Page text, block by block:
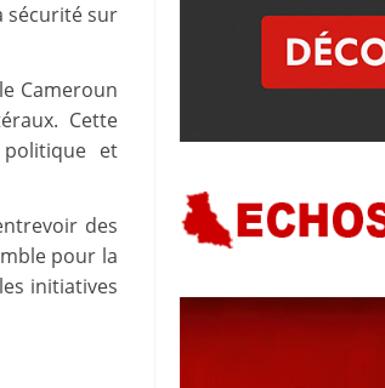
sécurité sur
Cameroun
Cette
politique et
des
pour la
initiatives